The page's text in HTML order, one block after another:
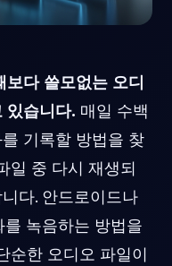
다 쓸모없는 오디
있습니다. 매일 수백
기록할 방법을 찾
일 중 다시 재생되
다. 안드로이드나
녹음하는 방법을
순한 오디오 파일이